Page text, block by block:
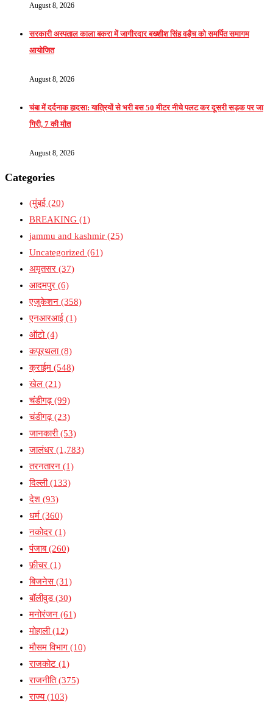
August 8, 2026
सरकारी अस्पताल काला बकरा में जागीरदार बख्शीश सिंह वड़ैच को समर्पित समागम
आयोजित
August 8, 2026
चंबा में दर्दनाक हादसा: यात्रियों से भरी बस 50 मीटर नीचे पलट कर दूसरी सड़क पर जा
गिरी, 7 की मौत
August 8, 2026
Categories
(मुंबई (20)
BREAKING (1)
jammu and kashmir (25)
Uncategorized (61)
अमृतसर (37)
आदमपुर (6)
एजुकेशन (358)
एनआरआई (1)
ऑटो(4)
कपूरथला(8)
क्राईम (548)
खेल (21)
चंडीगढ़(99)
चंडीगढ़(23)
जानकारी(53)
जालंधर (1,783)
तरनतारन (1)
दिल्ली(133)
देश (93)
धर्म (360)
नकोदर (1)
पंजाब(260)
फ़ीचर (1)
बिजनेस(31)
बॉलीवुड(30)
मनोरंजन (61)
मोहाली(12)
मौसम विभाग (10)
राजकोट (1)
राजनीति(375)
राज्य(103)